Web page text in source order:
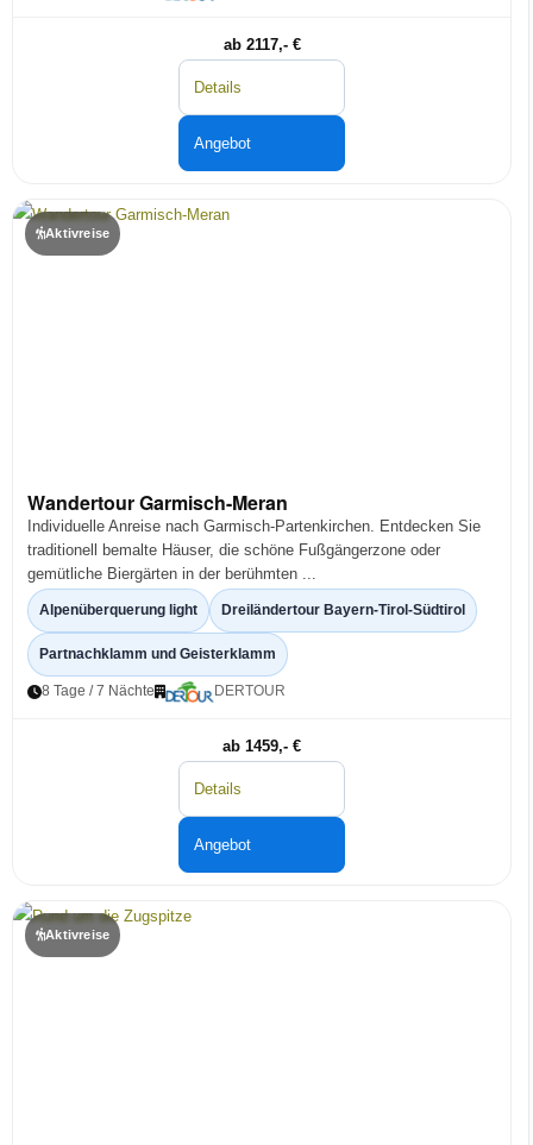
ab 2117,- €
Details
Angebot
Aktivreise
Wandertour Garmisch-Meran
Individuelle Anreise nach Garmisch-Partenkirchen. Entdecken Sie
traditionell bemalte Häuser, die schöne Fußgängerzone oder
gemütliche Biergärten in der berühmten ...
Alpenüberquerung light Dreiländertour Bayern-Tirol-Südtirol
Partnachklamm und Geisterklamm
8 Tage / 7 Nächte DERTOUR
ab 1459,- €
Details
Angebot
Aktivreise